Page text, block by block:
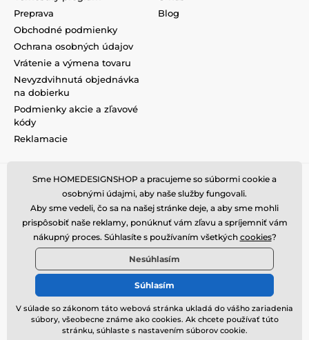
Preprava
Obchodné podmienky
Ochrana osobných údajov
Vrátenie a výmena tovaru
Nevyzdvihnutá objednávka
na dobierku
Podmienky akcie a zľavové
kódy
Reklamacie
Blog
© 2026 www.homedesignshop.sk ⦁ E-shop vytvorilaSIMPLIA.cz
Sme HOMEDESIGNSHOP a pracujeme so súbormi cookie a
osobnými údajmi, aby naše služby fungovali.
Aby sme vedeli, čo sa na našej stránke deje, a aby sme mohli
prispôsobiť naše reklamy, ponúknuť vám zľavu a spríjemniť vám
nákupný proces. Súhlasíte s používaním všetkých cookies?
Nesúhlasím
Súhlasím
V súlade so zákonom táto webová stránka ukladá do vášho zariadenia
súbory, všeobecne známe ako cookies. Ak chcete používať túto
stránku, súhlaste s nastavením súborov cookie.